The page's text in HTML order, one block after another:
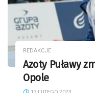
REDAKCJE
Azoty Puławy
Opole